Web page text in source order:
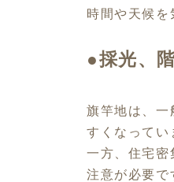
時間や天候を
●採光、
旗竿地は、一
すくなってい
一方、住宅密
注意が必要で